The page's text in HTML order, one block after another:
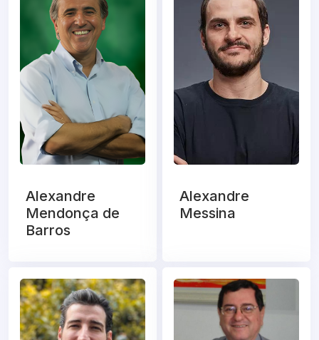
Alexandre
Mendonça de
Barros
Alexandre
Messina